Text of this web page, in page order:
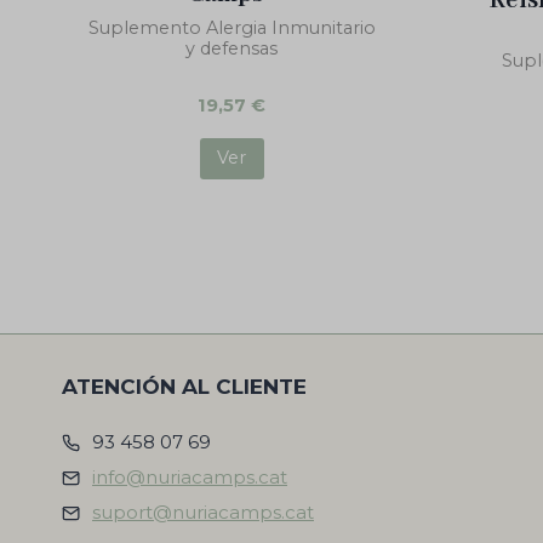
Suplemento Alergia Inmunitario
y defensas
19,57€
Ver
ATENCIÓN AL CLIENTE
93 458 07 69
info@nuriacamps.cat
suport@nuriacamps.cat